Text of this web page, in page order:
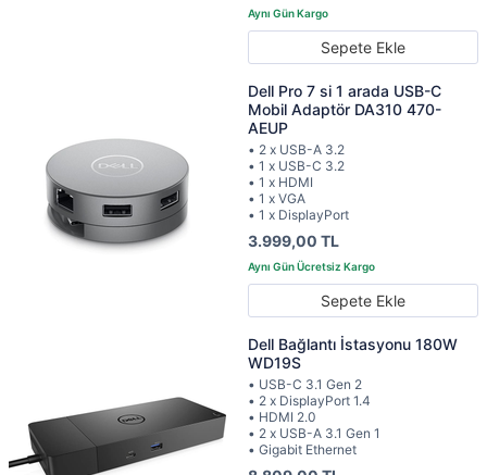
Sepete Ekle
Dell Pro 7 si 1 arada USB-C
Mobil Adaptör DA310 470-
AEUP
• 2 x USB-A 3.2
• 1 x USB-C 3.2
• 1 x HDMI
• 1 x VGA
• 1 x DisplayPort
3.999,00 TL
Sepete Ekle
Dell Bağlantı İstasyonu 180W
WD19S
• USB-C 3.1 Gen 2
• 2 x DisplayPort 1.4
• HDMI 2.0
• 2 x USB-A 3.1 Gen 1
• Gigabit Ethernet